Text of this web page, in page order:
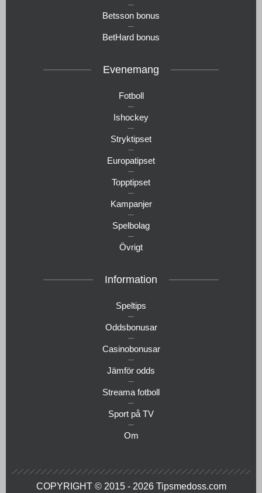
Betsson bonus
BetHard bonus
Evenemang
Fotboll
Ishockey
Stryktipset
Europatipset
Topptipset
Kampanjer
Spelbolag
Övrigt
Information
Speltips
Oddsbonusar
Casinobonusar
Jämför odds
Streama fotboll
Sport på TV
Om
COPYRIGHT © 2015 - 2026 Tipsmedoss.com